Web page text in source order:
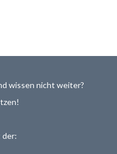
wissen nicht weiter?